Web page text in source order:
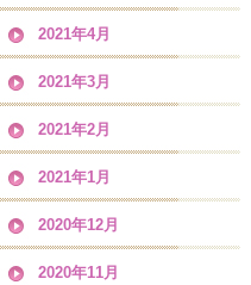
2021年4月
2021年3月
2021年2月
2021年1月
2020年12月
2020年11月